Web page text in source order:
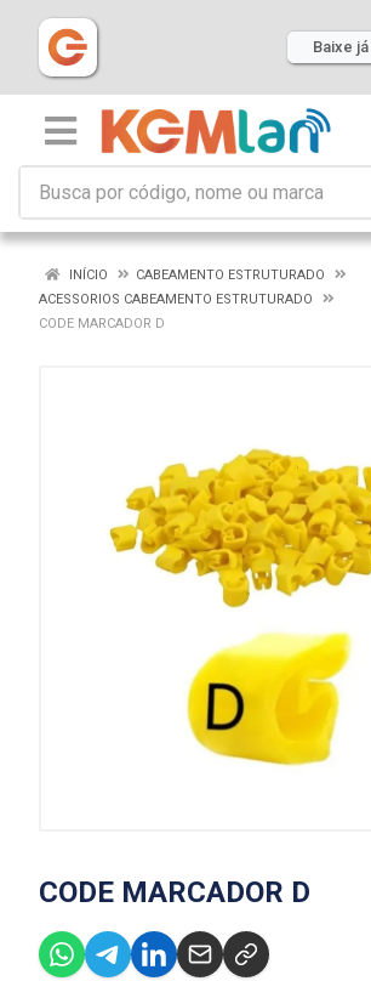
Baixe
INÍCIO
CABEAMENTO ESTRUTURADO
ACESSORIOS CABEAMENTO ESTRUTURADO
CODE MARCADOR D
CODE MARCADOR D